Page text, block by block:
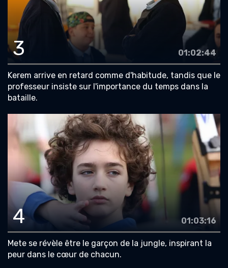
3 01:02:44
Kerem arrive en retard comme d'habitude, tandis que le
professeur insiste sur l'importance du temps dans la
bataille.
4 01:03:16
Mete se révèle être le garçon de la jungle, inspirant la
peur dans le cœur de chacun.